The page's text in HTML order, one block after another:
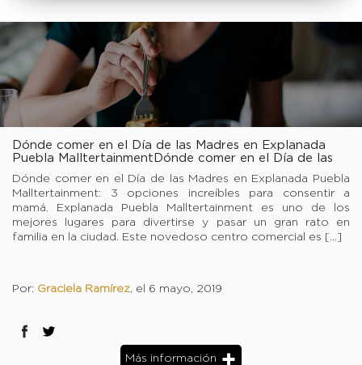
Dónde comer en el Día de las Madres en Explanada
Puebla MalltertainmentDónde comer en el Día de las
Madres en Explanada Puebla Malltertainment
Dónde comer en el Día de las Madres en Explanada Puebla
Malltertainment: 3 opciones increíbles para consentir a
mamá. Explanada Puebla Malltertainment es uno de los
mejores lugares para divertirse y pasar un gran rato en
familia en la ciudad. Este novedoso centro comercial es […]
Por: Graciela Ramírez, el 6 mayo, 2019
Más información